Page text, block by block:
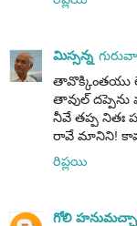
మిస్సన్న
తావొక్కింతయు
తావుల్
నీవే తప్ప నితః
రావే మానిని!
రిప్లయి
గోలి